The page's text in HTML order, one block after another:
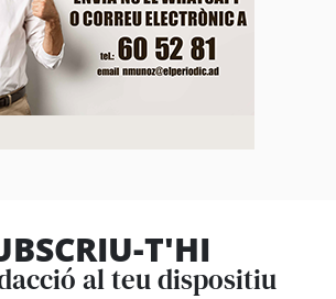
T'HI
al teu dispositiu